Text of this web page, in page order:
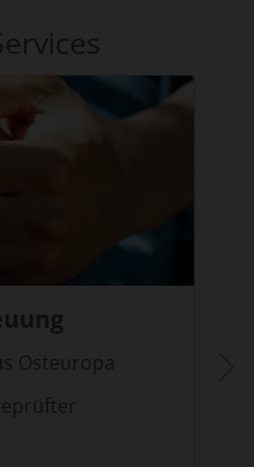
Osteuropa